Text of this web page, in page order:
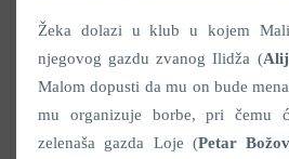
Žeka dolazi u klub u kojem
njegovog gazdu zvanog Ilidža (
Malom dopusti da mu on bude
mu organizuje borbe, pri čemu
zelenaša gazda Loje (Petar